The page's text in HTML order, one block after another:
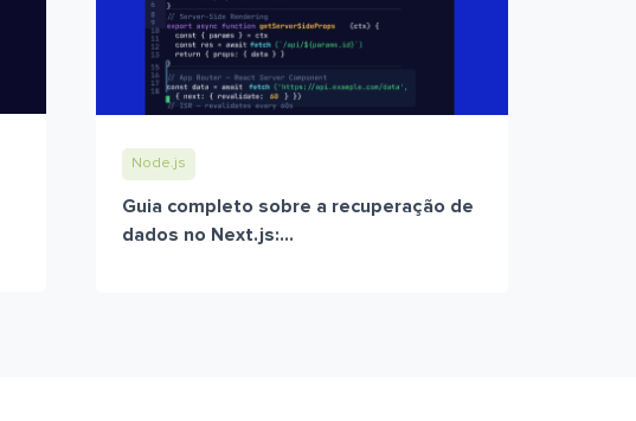
Node.js
Guia completo sobre a recuperação de
dados no Next.js:...